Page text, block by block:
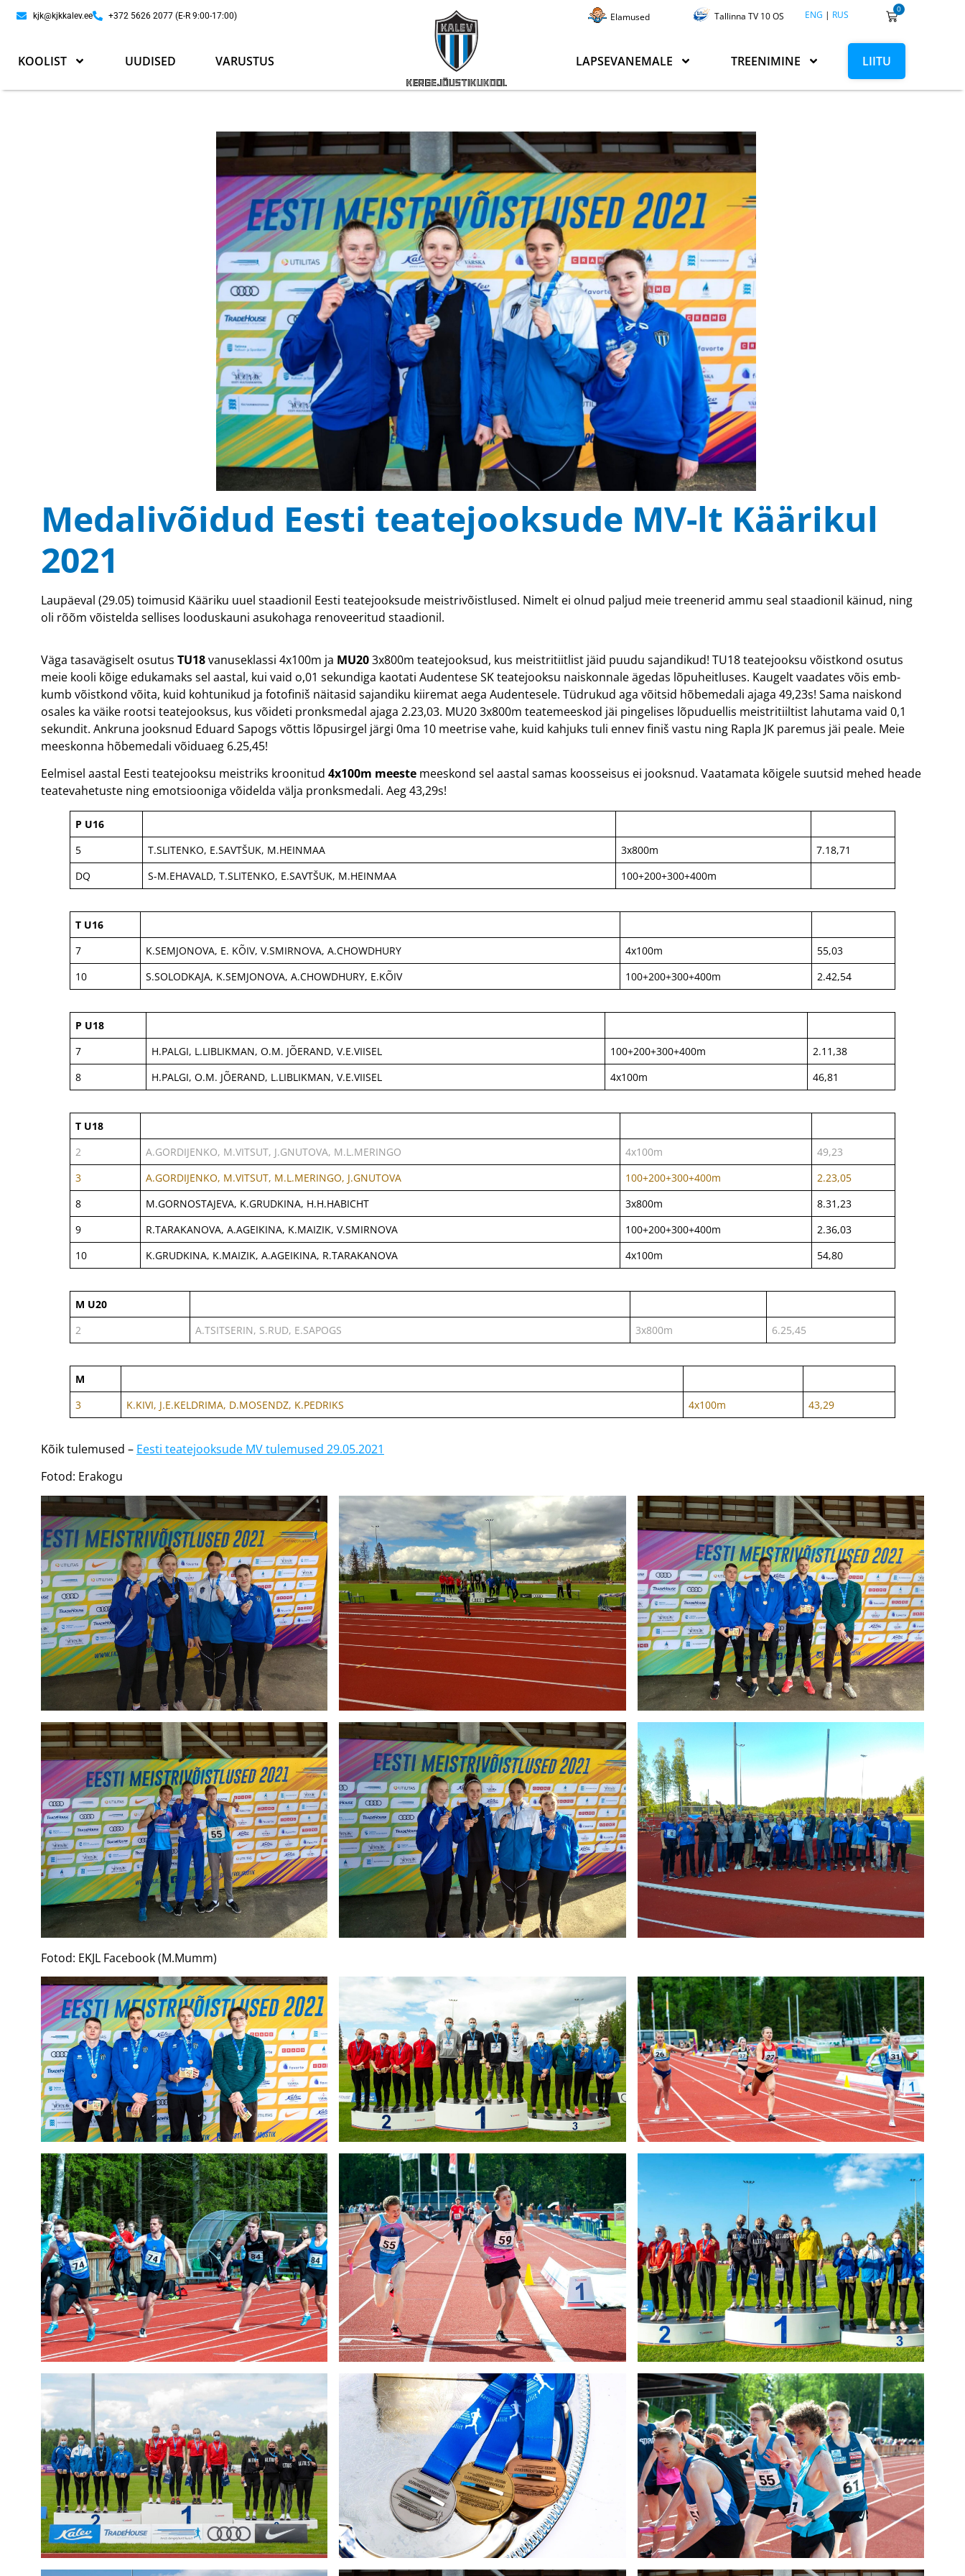
kjk@kjkkalev.ee +372 5626 2077 (E-R 9:00-17:00) Elamused Tallinna TV 10 OS ENG | RUS 0
KOOLIST UUDISED VARUSTUS LAPSEVANEMALE TREENIMINE LIITU
Medalivõidud Eesti teatejooksude MV-lt Käärikul
2021
Laupäeval (29.05) toimusid Kääriku uuel staadionil Eesti teatejooksude meistrivõistlused. Nimelt ei olnud paljud meie treenerid ammu seal staadionil käinud, ning
oli rõõm võistelda sellises looduskauni asukohaga renoveeritud staadionil.
Väga tasavägiselt osutus TU18vanuseklassi 4x100m ja MU203x800m teatejooksud, kus meistritiitlist jäid puudu sajandikud! TU18 teatejooksu võistkond osutus
meie kooli kõige edukamaks sel aastal, kui vaid o,01 sekundiga kaotati Audentese SK teatejooksu naiskonnale ägedas lõpuheitluses. Kaugelt vaadates võis emb-
kumb võistkond võita, kuid kohtunikud ja fotofiniš näitasid sajandiku kiiremat aega Audentesele. Tüdrukud aga võitsid hõbemedali ajaga 49,23s! Sama naiskond
osales ka väike rootsi teatejooksus, kus võideti pronksmedal ajaga 2.23,03. MU20 3x800m teatemeeskod jäi pingelises lõpuduellis meistritiiltist lahutama vaid 0,1
sekundit. Ankruna jooksnud Eduard Sapogs võttis lõpusirgel järgi 0ma 10 meetrise vahe, kuid kahjuks tuli ennev finiš vastu ning Rapla JK paremus jäi peale. Meie
meeskonna hõbemedali võiduaeg 6.25,45!
Eelmisel aastal Eesti teatejooksu meistriks kroonitud 4x100m meeste meeskond sel aastal samas koosseisus ei jooksnud. Vaatamata kõigele suutsid mehed heade
teatevahetuste ning emotsiooniga võidelda välja pronksmedali. Aeg 43,29s!
P U16
5
T.SLITENKO, E.SAVTŠUK, M.HEINMAA 3x800m
7.18,71
DQ
S-M.EHAVALD, T.SLITENKO, E.SAVTŠUK, M.HEINMAA 100+200+300+400m
T U16
7
K.SEMJONOVA, E. KÕIV, V.SMIRNOVA, A.CHOWDHURY 4x100m
55,03
10
S.SOLODKAJA, K.SEMJONOVA, A.CHOWDHURY, E.KÕIV 100+200+300+400m 2.42,54
P U18
7
H.PALGI, L.LIBLIKMAN, O.M. JÕERAND, V.E.VIISEL 100+200+300+400m
2.11,38
8
H.PALGI, O.M. JÕERAND, L.LIBLIKMAN, V.E.VIISEL 4x100m 46,81
T U18
2
A.GORDIJENKO, M.VITSUT, J.GNUTOVA, M.L.MERINGO 4x100m
49,23
3
A.GORDIJENKO, M.VITSUT, M.L.MERINGO, J.GNUTOVA 100+200+300+400m
2.23,05
8
M.GORNOSTAJEVA, K.GRUDKINA, H.H.HABICHT 3x800m
8.31,23
9
R.TARAKANOVA, A.AGEIKINA, K.MAIZIK, V.SMIRNOVA 100+200+300+400m
2.36,03
10
K.GRUDKINA, K.MAIZIK, A.AGEIKINA, R.TARAKANOVA 4x100m 54,80
M U20
2
A.TSITSERIN, S.RUD, E.SAPOGS 3x800m 6.25,45
M
3
K.KIVI, J.E.KELDRIMA, D.MOSENDZ, K.PEDRIKS 4x100m 43,29
Kõik tulemused – Eesti teatejooksude MV tulemused 29.05.2021
Fotod: Erakogu
Fotod: EKJL Facebook (M.Mumm)